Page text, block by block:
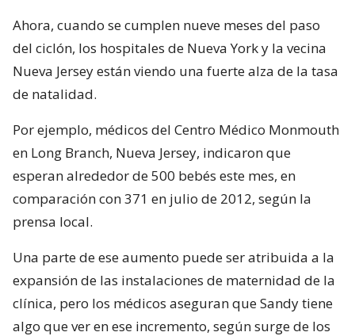
Ahora, cuando se cumplen nueve meses del paso
del ciclón, los hospitales de Nueva York y la vecina
Nueva Jersey están viendo una fuerte alza de la tasa
de natalidad.
Por ejemplo, médicos del Centro Médico Monmouth
en Long Branch, Nueva Jersey, indicaron que
esperan alrededor de 500 bebés este mes, en
comparación con 371 en julio de 2012, según la
prensa local.
Una parte de ese aumento puede ser atribuida a la
expansión de las instalaciones de maternidad de la
clínica, pero los médicos aseguran que Sandy tiene
algo que ver en ese incremento, según surge de los